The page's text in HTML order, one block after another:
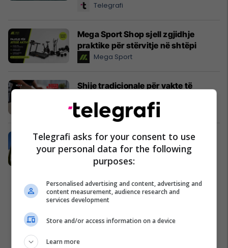
Telegrafi
Mega Sport Shop sjell zgjidhje
praktike për stërvitje në shtëpi
Mega Sport
Shije tradicionale për vakte të
MEKA HALAL FOOD
Qershori nis me pushime në Fafa
Fafa Resort
Telegrafi asks for your consent to use
your personal data for the following
purposes:
Personalised advertising and content, advertising and
content measurement, audience research and
services development
Store and/or access information on a device
Learn more